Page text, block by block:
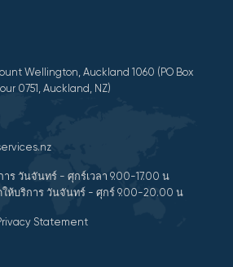
Wellington, Auckland 1060 (PO Box
0751, Auckland, NZ)
าร วันจันทร์ - ศุกร์เวลา 9.00-17.00 น
ให้บริการ วันจันทร์ - ศุกร์ 9.00-20.00 น
Statement